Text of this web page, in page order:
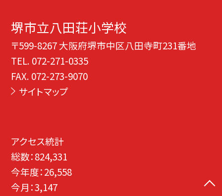
堺市立八田荘小学校
〒599-8267 大阪府堺市中区八田寺町231番地
TEL. 072-271-0335
FAX. 072-273-9070
サイトマップ
アクセス統計
総数：824,331
今年度：26,558
今月：3,147